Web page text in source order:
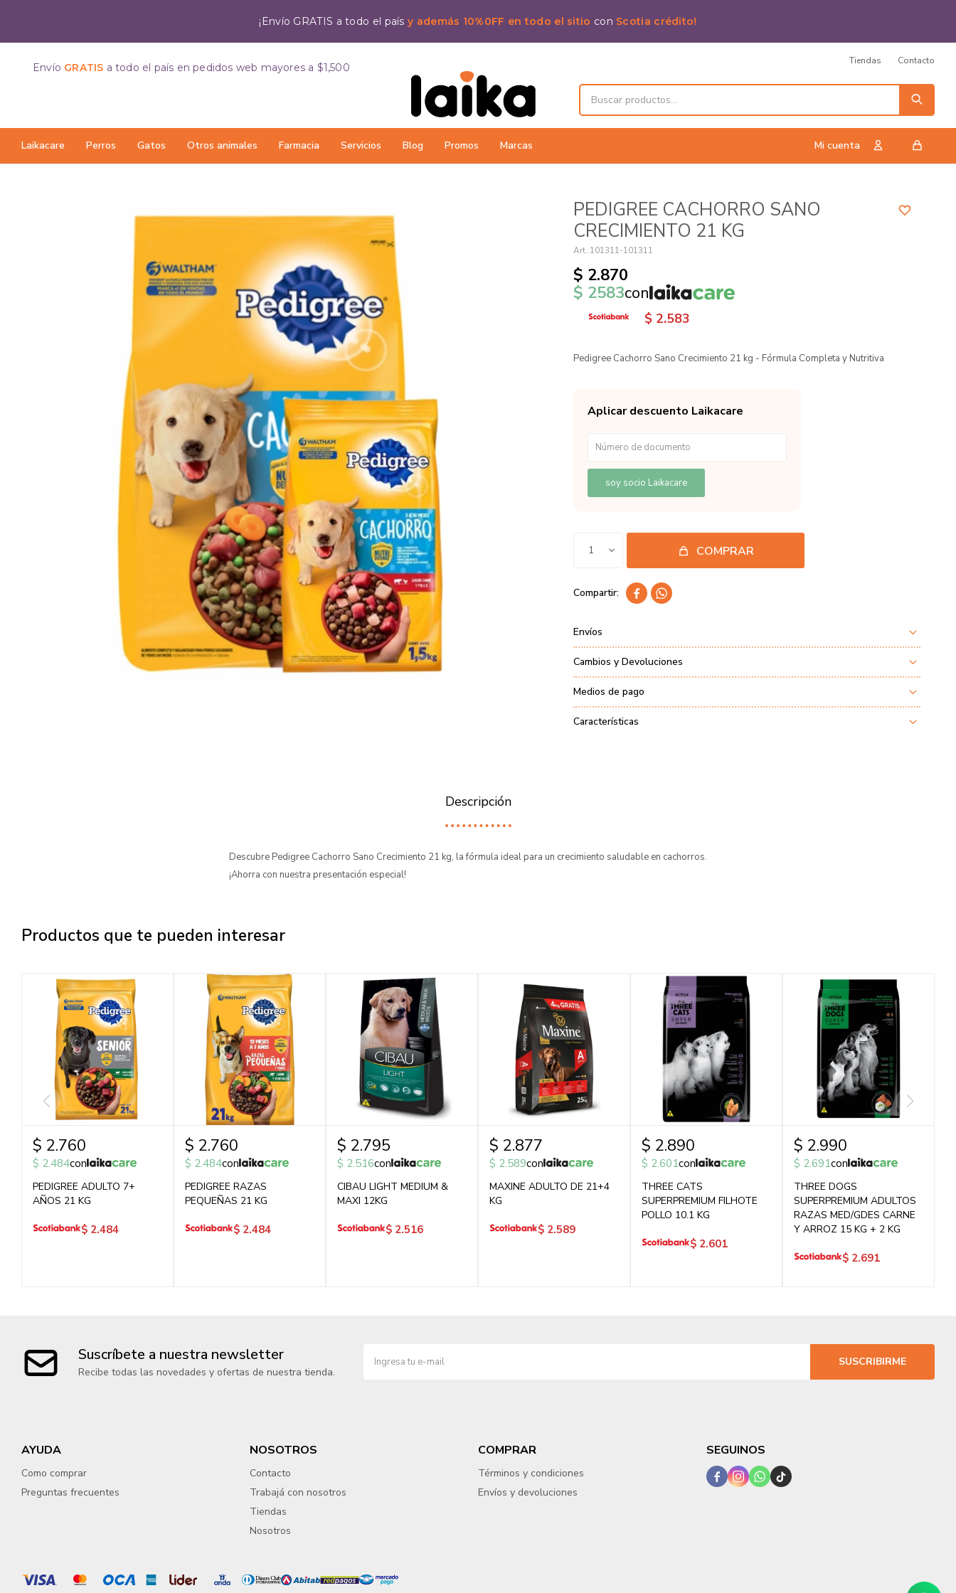
¡Envío GRATIS a todo el paísy además 10%0FF en todo el sitio con Scotia crédito!
Laikacare Perros Gatos Otros animales Farmacia Servicios Blog Promos Marcas
Envío GRATIS a todo el país en pedidos web mayores a $1,500
Tiendas Contacto
PEDIGREE CACHORRO SANO
CRECIMIENTO 21 KG
101311-101311
$ 2.870
$ 2583con
$ 2.583
Pedigree Cachorro Sano Crecimiento 21 kg - Fórmula Completa y Nutritiva
Aplicar descuento Laikacare
soy socio Laikacare
1 COMPRAR
 
Envíos
Cambios y Devoluciones
Medios de pago
Características
Descripción
Descubre Pedigree Cachorro Sano Crecimiento 21 kg, la fórmula ideal para un crecimiento saludable en cachorros.
¡Ahorra con nuestra presentación especial!
Productos que te pueden interesar
$ 2.760
$ 2.484con
PEDIGREE ADULTO 7+
AÑOS 21 KG
$ 2.484
$ 2.760
$ 2.484con
PEDIGREE RAZAS
PEQUEÑAS 21 KG
$ 2.484
$ 2.795
$ 2.516con
CIBAU LIGHT MEDIUM &
MAXI 12KG
$ 2.516
$ 2.877
$ 2.589con
MAXINE ADULTO DE 21+4
KG
$ 2.589
$ 2.890
$ 2.601con
THREE CATS
SUPERPREMIUM FILHOTE
POLLO 10.1 KG
$ 2.601
$ 2.990
$ 2.691con
THREE DOGS
SUPERPREMIUM ADULTOS
RAZAS MED/GDES CARNE
Y ARROZ 15 KG + 2 KG
$ 2.691
Suscríbete a nuestra newsletter
Recibe todas las novedades y ofertas de nuestra tienda.
SUSCRIBIRME
AYUDA
Como comprar
Preguntas frecuentes
NOSOTROS
Contacto
Trabajá con nosotros
Tiendas
Nosotros
COMPRAR
Términos y condiciones
Envíos y devoluciones
SEGUINOS
   